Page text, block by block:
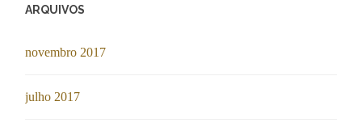
ARQUIVOS
novembro 2017
julho 2017